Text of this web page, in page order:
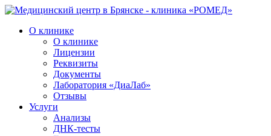
О клинике
О клинике
Лицензии
Реквизиты
Документы
Лаборатория «ДиаЛаб»
Отзывы
Услуги
Анализы
ДНК-тесты